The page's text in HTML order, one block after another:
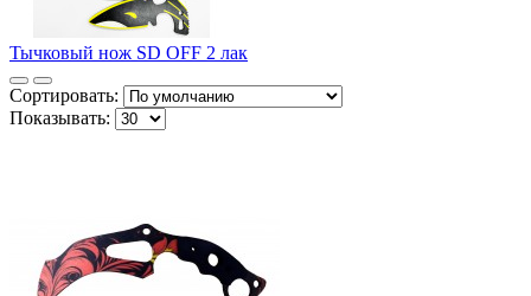
Тычковый нож SD OFF 2 лак
Сортировать:
Показывать: